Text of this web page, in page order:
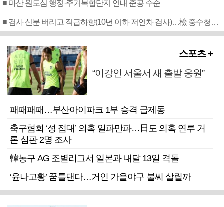
■ 마산 원도심 행정·주거복합단지 연내 준공 수순
■ 검사 신분 버리고 직급하향(10년 이하 저연차 검사)…檢 중수청행 기피
스포츠 +
“이강인 서울서 새 출발 응원”
패패패패…부산아이파크 1부 승격 급제동
축구협회 ‘성 접대’ 의혹 일파만파…日도 의혹 연루 거
론 심판 2명 조사
韓농구 AG 조별리그서 일본과 내달 13일 격돌
‘윤나고황’ 꿈틀댄다…거인 가을야구 불씨 살릴까